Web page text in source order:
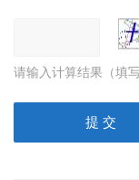
请输入计算结果（填